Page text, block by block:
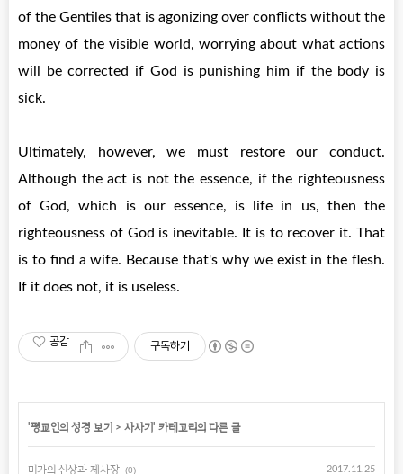
of the Gentiles that is agonizing over conflicts without the
money of the visible world, worrying about what actions
will be corrected if God is punishing him if the body is
sick.
Ultimately, however, we must restore our conduct.
Although the act is not the essence, if the righteousness
of God, which is our essence, is life in us, then the
righteousness of God is inevitable. It is to recover it. That
is to find a wife. Because that's why we exist in the flesh.
If it does not, it is useless.
공감 구독하기
'평교인의 성경 보기 > 사사기 ' 카테고리의 다른 글
미가의 신상과 제사장 (0) 2017.11.25